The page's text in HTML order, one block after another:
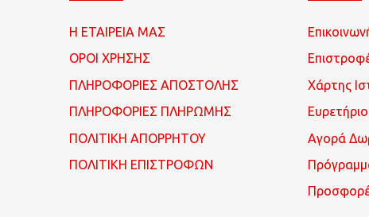
Η ΕΤΑΙΡΕΙΑ ΜΑΣ
ΟΡΟΙ ΧΡΗΣΗΣ
ΠΛΗΡΟΦΟΡΙΕΣ ΑΠΟΣΤΟΛΗΣ
ΠΛΗΡΟΦΟΡΙΕΣ ΠΛΗΡΩΜΗΣ
ΠΟΛΙΤΙΚΗ ΑΠΟΡΡΗΤΟΥ
ΠΟΛΙΤΙΚΗ ΕΠΙΣΤΡΟΦΩΝ
Χάρτης
Αγορά